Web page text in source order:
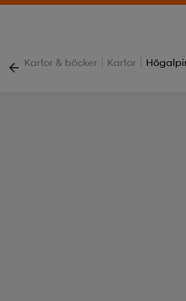
Kartor & böcker | Kartor |